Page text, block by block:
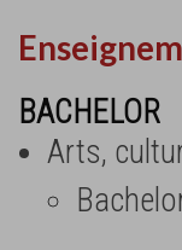
BACHELOR
Arts,